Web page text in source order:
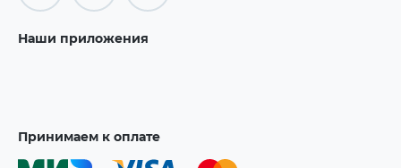
Наши приложения
Принимаем к оплате